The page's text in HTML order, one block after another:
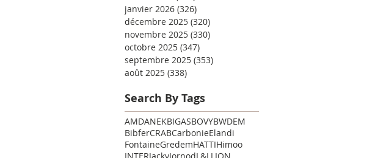
janvier 2026 (326)
décembre 2025 (320)
novembre 2025 (330)
octobre 2025 (347)
septembre 2025 (353)
août 2025 (338)
Search By Tags
AMDANEKBIGASBOVYBWDEM
BibferCRABCarbonieElandi
FontaineGredemHATTIHimoo